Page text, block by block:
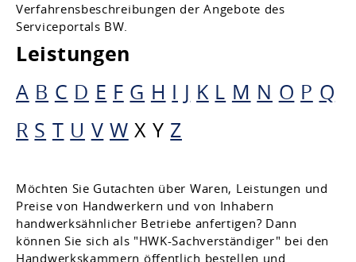
Verfahrensbeschreibungen der Angebote des
Serviceportals BW.
Leistungen
A B C D E F G H I J K L M N O P Q
R S T U V W X Y Z
Möchten Sie Gutachten über Waren, Leistungen und
Preise von Handwerkern und von Inhabern
handwerksähnlicher Betriebe anfertigen? Dann
können Sie sich als "HWK-Sachverständiger" bei den
Handwerkskammern öffentlich bestellen und